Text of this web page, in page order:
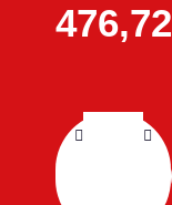
476,72